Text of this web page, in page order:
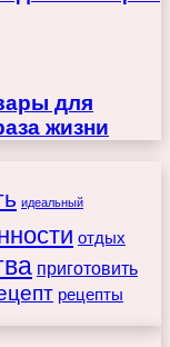
для
жизни
идеальный
отдых
приготовить
рецепты